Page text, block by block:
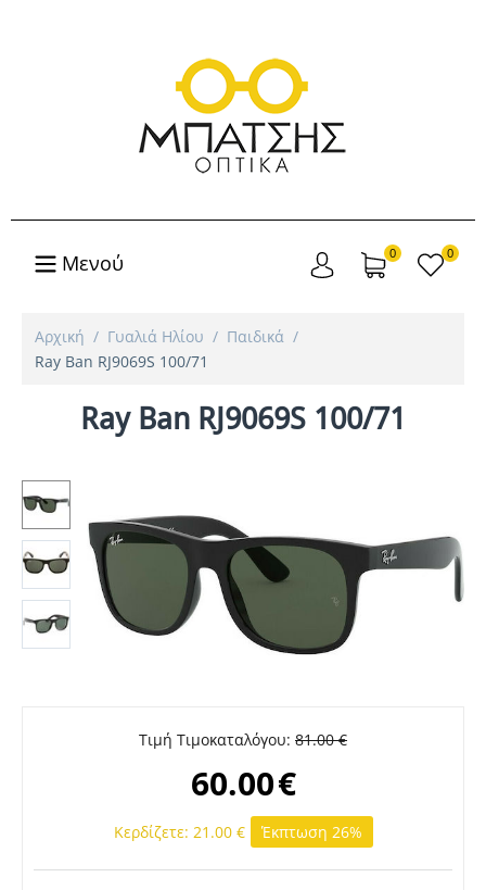
Μενού 0 0
Αρχική / Γυαλιά Ηλίου / Παιδικά /
Ray Ban RJ9069S 100/71
Ray Ban RJ9069S 100/71
Τιμή Τιμοκαταλόγου: 81.00 €
60.00€
Κερδίζετε: 21.00€ Έκπτωση 26%